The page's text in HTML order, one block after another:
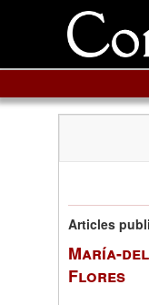
Articles
María-
Flores